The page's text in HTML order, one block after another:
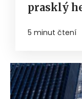
prasklý
5 minut čtení